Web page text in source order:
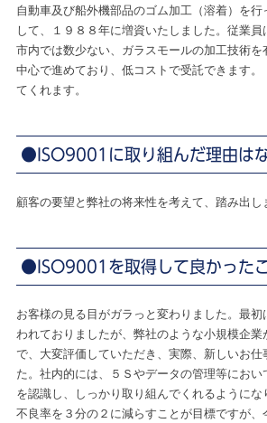
自動車及び船外機部品のゴム加工（溶着）を
して、１９８８年に増資いたしました。従業
市内では数少ない、ガラスモールの加工技術
中心で進めており、低コストで受託できます
てくれます。
●ISO9001に取り組んだ理由は
顧客の要望と弊社の将来性を考えて、踏み出
●ISO9001を取得して良かったこ
お客様の見る目がガラっと変わりました。最初
われておりましたが、弊社のような小規模企業
で、大変評価していただき、実際、新しいお仕
た。社内的には、５Ｓやデータの管理等にお
を認識し、しっかり取り組んでくれるように
不良率を３分の２に減らすことが目標ですが